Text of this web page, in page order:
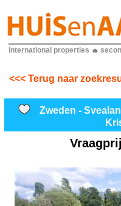
international properties
<<< Terug naar
Zweden -